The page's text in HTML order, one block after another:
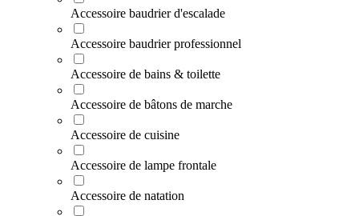
Accessoire baudrier d'escalade
Accessoire baudrier professionnel
Accessoire de bains & toilette
Accessoire de bâtons de marche
Accessoire de cuisine
Accessoire de lampe frontale
Accessoire de natation